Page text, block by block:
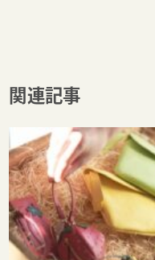
関連記事